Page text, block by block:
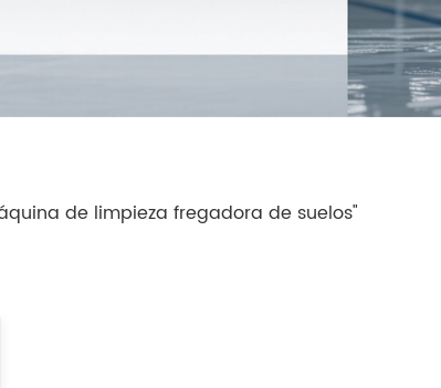
de limpieza fregadora de suelos"